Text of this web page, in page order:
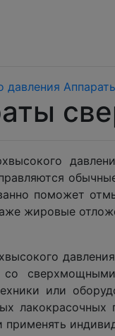
давления
поможет
жировые
со
или
применять